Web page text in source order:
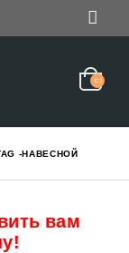
-НАВЕСНОЙ
вам